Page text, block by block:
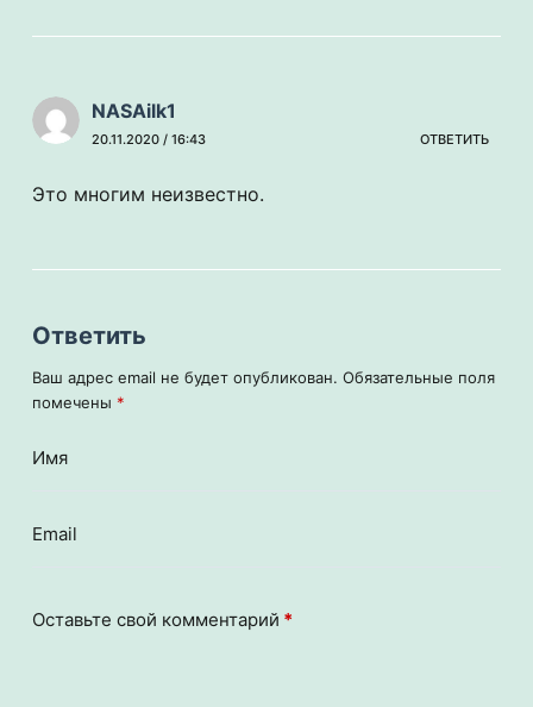
NASAilk1
20.11.2020 / 16:43 ОТВЕТИТЬ
Это многим неизвестно.
Ответить
Ваш адрес email не будет опубликован. Обязательные поля
помечены *
Имя
Email
Оставьте свой комментарий *